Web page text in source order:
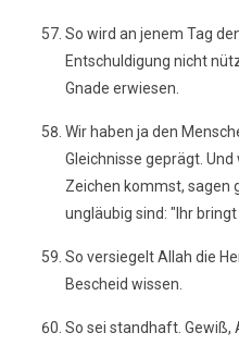
So wird an jenem Tag
Entschuldigung nicht
Gnade erwiesen.
Wir haben ja den
Gleichnisse geprägt.
Zeichen kommst, sagen
ungläubig sind: "Ihr bringt
So versiegelt Allah die
Bescheid wissen.
So sei standhaft. Gewiß,